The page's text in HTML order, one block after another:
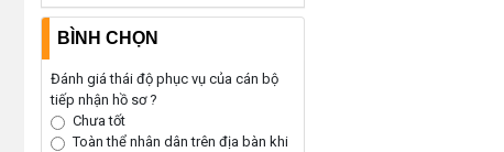
BÌNH CHỌN
Đánh giá thái độ phục vụ của cán bộ
tiếp nhận hồ sơ ?
Chưa tốt
Toàn thể nhân dân trên địa bàn khi